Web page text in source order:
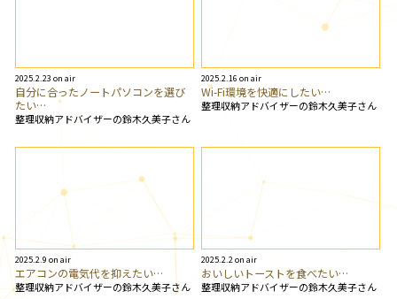
2025.2.23 on air
自分に合ったノートパソコンを選び
たい…
整理収納アドバイザーの鈴木久美子さん
2025.2.16 on air
Wi-Fi環境を快適にしたい…
整理収納アドバイザーの鈴木久美子さん
2025.2.9 on air
エアコンの電気代を抑えたい…
整理収納アドバイザーの鈴木久美子さん
2025.2.2 on air
おいしいトーストを食べたい…
整理収納アドバイザーの鈴木久美子さん